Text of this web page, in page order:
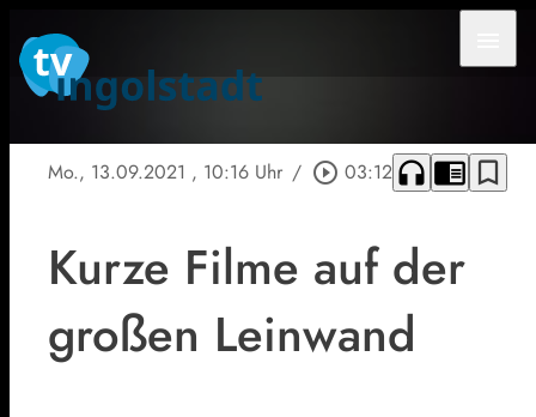
Mo., 13.09.2021 , 10:16 Uhr / play_circle_outline 03:12 headphones chrome_reader_mode bookmark_border
Kurze Filme auf der
großen Leinwand